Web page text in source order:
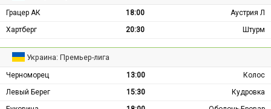
Грацер АК 18:00
Аустрия Л
Хартберг
20:30 Штурм
Украина: Премьер-лига
Черноморец 13:00
Колос
Левый Берег
15:30
Кудровка